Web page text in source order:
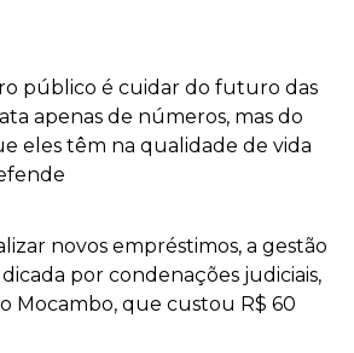
público é cuidar do futuro das
apenas de números, mas do
eles têm na qualidade de vida
novos empréstimos, a gestão
por condenações judiciais,
Mocambo, que custou R$ 60